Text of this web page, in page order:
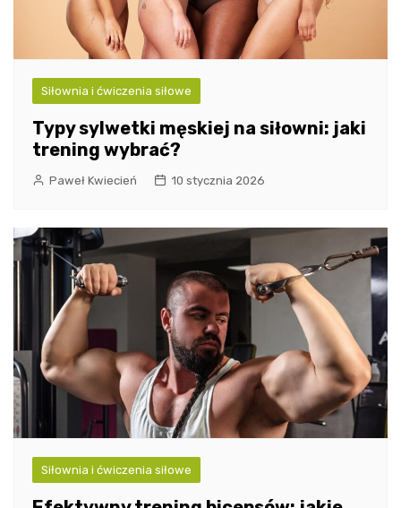
Siłownia i ćwiczenia siłowe
Typy sylwetki męskiej na siłowni: jaki
trening wybrać?
Paweł Kwiecień 10 stycznia 2026
Siłownia i ćwiczenia siłowe